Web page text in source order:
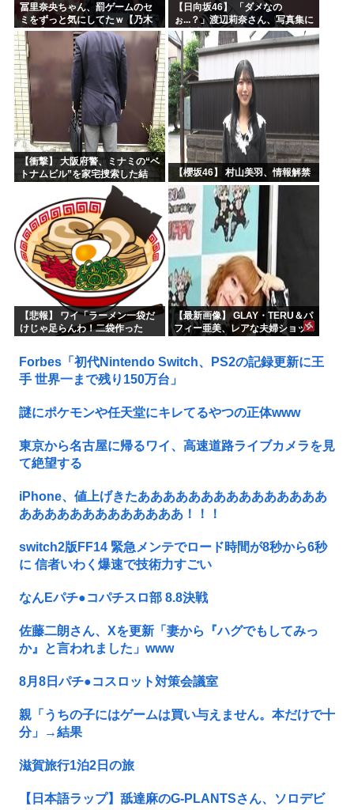
冨里奈央ちゃん、罰ゲームのセ
ミをずっと気にしてたｗ【乃木
坂46】
【日向坂46】 「ダメなの
ぉ...？」渡辺莉奈さん、写真集に
興味津々
【衝撃】 大阪府警、ミナミの“ベ
トナムビル”を家宅捜索した結
【櫻坂46】 村山美羽、情報解禁
【悲報】 ワイ「ラーメン一袋だ
けじゃ足らんわ！二袋作った
【最新画像】 GLAY・TERU＆パ
フィー亜美、レアな夫婦ショッ
Forbes「初代Nintendo Switch、PS2の記録更新に王
手 世界一まで残り150万台」
謎にポケモンや任天堂にキレてるやつの正体www
東京から名古屋に帰るワイ、高速道路ライブカメラを見
て絶望する
iPhone、値上げきたあああああああああああああああ
あああああああああああああ！！！
switch2版FF14 緊急メンテでロード時間が8秒から6秒
に 信者いわく爆速で技術力すごい
なんEパチ●コパチスロ部 8.8決戦
佐藤二朗さん、Xを更新「妻から『ハグでもしてみっ
か』と言われました」www
8月8日パチ●コスロット対策会議室
親「うちの子にはゲームは買い与えません。本だけで十
分」→結果
滋賀旅行1泊2日の旅
【日本語ラップ】舐達麻のG-PLANTSさん、ソロデビ